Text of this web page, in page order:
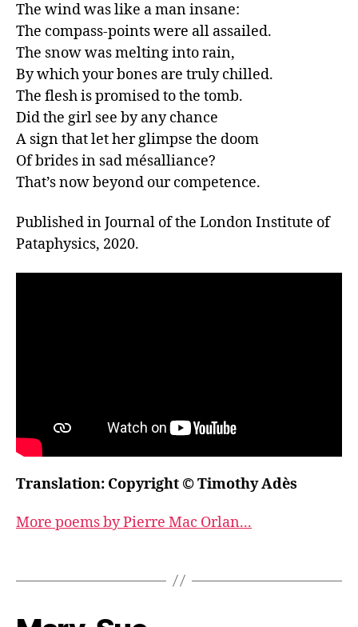
The wind was like a man insane:
The compass-points were all assailed.
The snow was melting into rain,
By which your bones are truly chilled.
The flesh is promised to the tomb.
Did the girl see by any chance
A sign that let her glimpse the doom
Of brides in sad mésalliance?
That’s now beyond our competence.
Published in Journal of the London Institute of
Pataphysics, 2020.
Translation: Copyright © Timothy Adès
More poems by Pierre Mac Orlan...